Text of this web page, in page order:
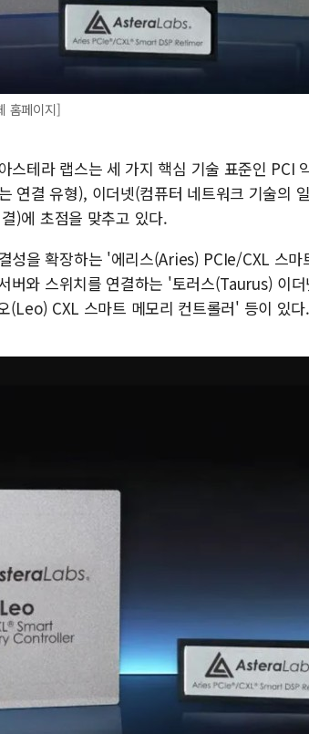
홈페이지]
스테라 랩스는 세 가지 핵심 기술 표준인 PCI
연결 유형), 이더넷(컴퓨터 네트워크 기술의
)에 초점을 맞추고 있다.
성을 확장하는 '에리스(Aries) PCIe/CXL 스마
버와 스위치를 연결하는 '토러스(Taurus) 이
(Leo) CXL 스마트 메모리 컨트롤러' 등이 있다.